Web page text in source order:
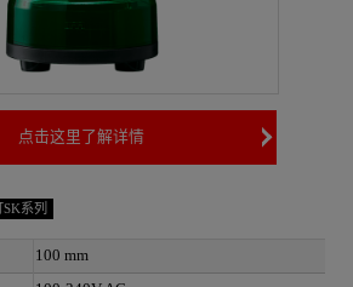
点击这里了解详情
系列
100 mm